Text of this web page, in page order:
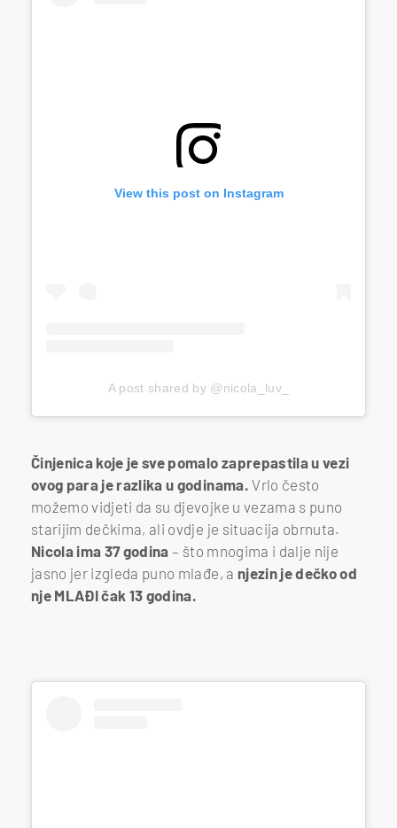
View this post on Instagram
A post shared by @nicola_luv_
Činjenica koje je sve pomalo zaprepastila u vezi
ovog para je razlika u godinama. Vrlo često
možemo vidjeti da su djevojke u vezama s puno
starijim dečkima, ali ovdje je situacija obrnuta.
Nicola ima 37 godina – što mnogima i dalje nije
jasno jer izgleda puno mlađe, a njezin je dečko od
nje MLAĐI čak 13 godina.